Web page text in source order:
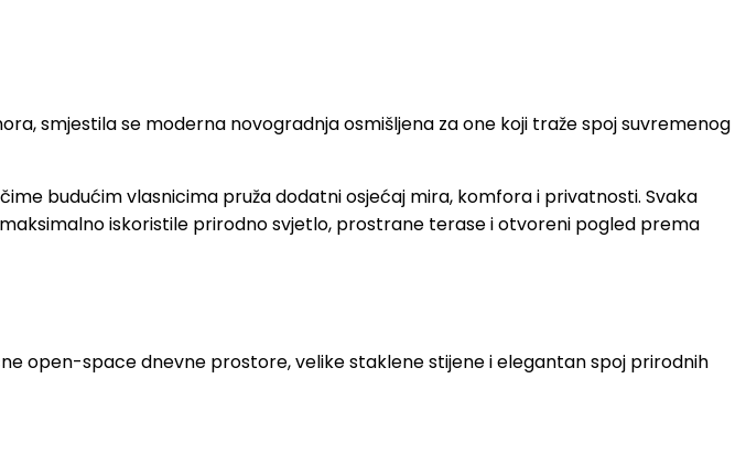
smjestila se moderna novogradnja osmišljena za one koji traže spoj suvremenog
budućim vlasnicima pruža dodatni osjećaj mira, komfora i privatnosti. Svaka
iskoristile prirodno svjetlo, prostrane terase i otvoreni pogled prema
open-space dnevne prostore, velike staklene stijene i elegantan spoj prirodnih